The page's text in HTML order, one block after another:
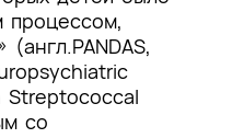
процессом,
Streptococcal
со